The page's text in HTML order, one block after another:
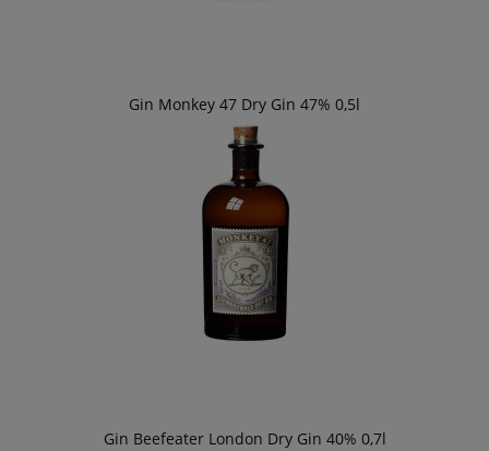
Gin Monkey 47 Dry Gin 47% 0,5l
Gin Beefeater London Dry Gin 40% 0,7l